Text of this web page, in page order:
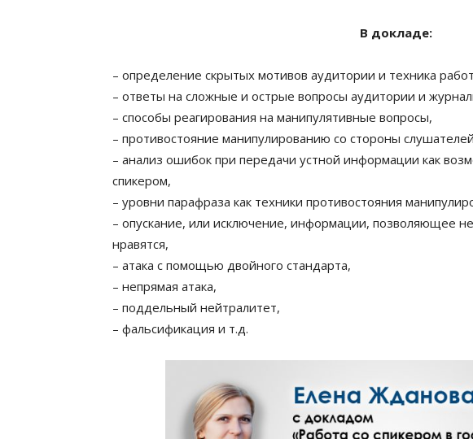
В докладе:
– определение скрытых мотивов аудитории и техника
– ответы на сложные и острые вопросы аудитории и
– способы реагирования на манипулятивные вопросы,
– противостояние манипулированию со стороны
– анализ ошибок при передачи устной информации как
спикером,
– уровни парафраза как техники противостояния
– опускание, или исключение, информации, позволяющее
нравятся,
– атака с помощью двойного стандарта,
– непрямая атака,
– поддельный нейтралитет,
– фальсификация и т.д.